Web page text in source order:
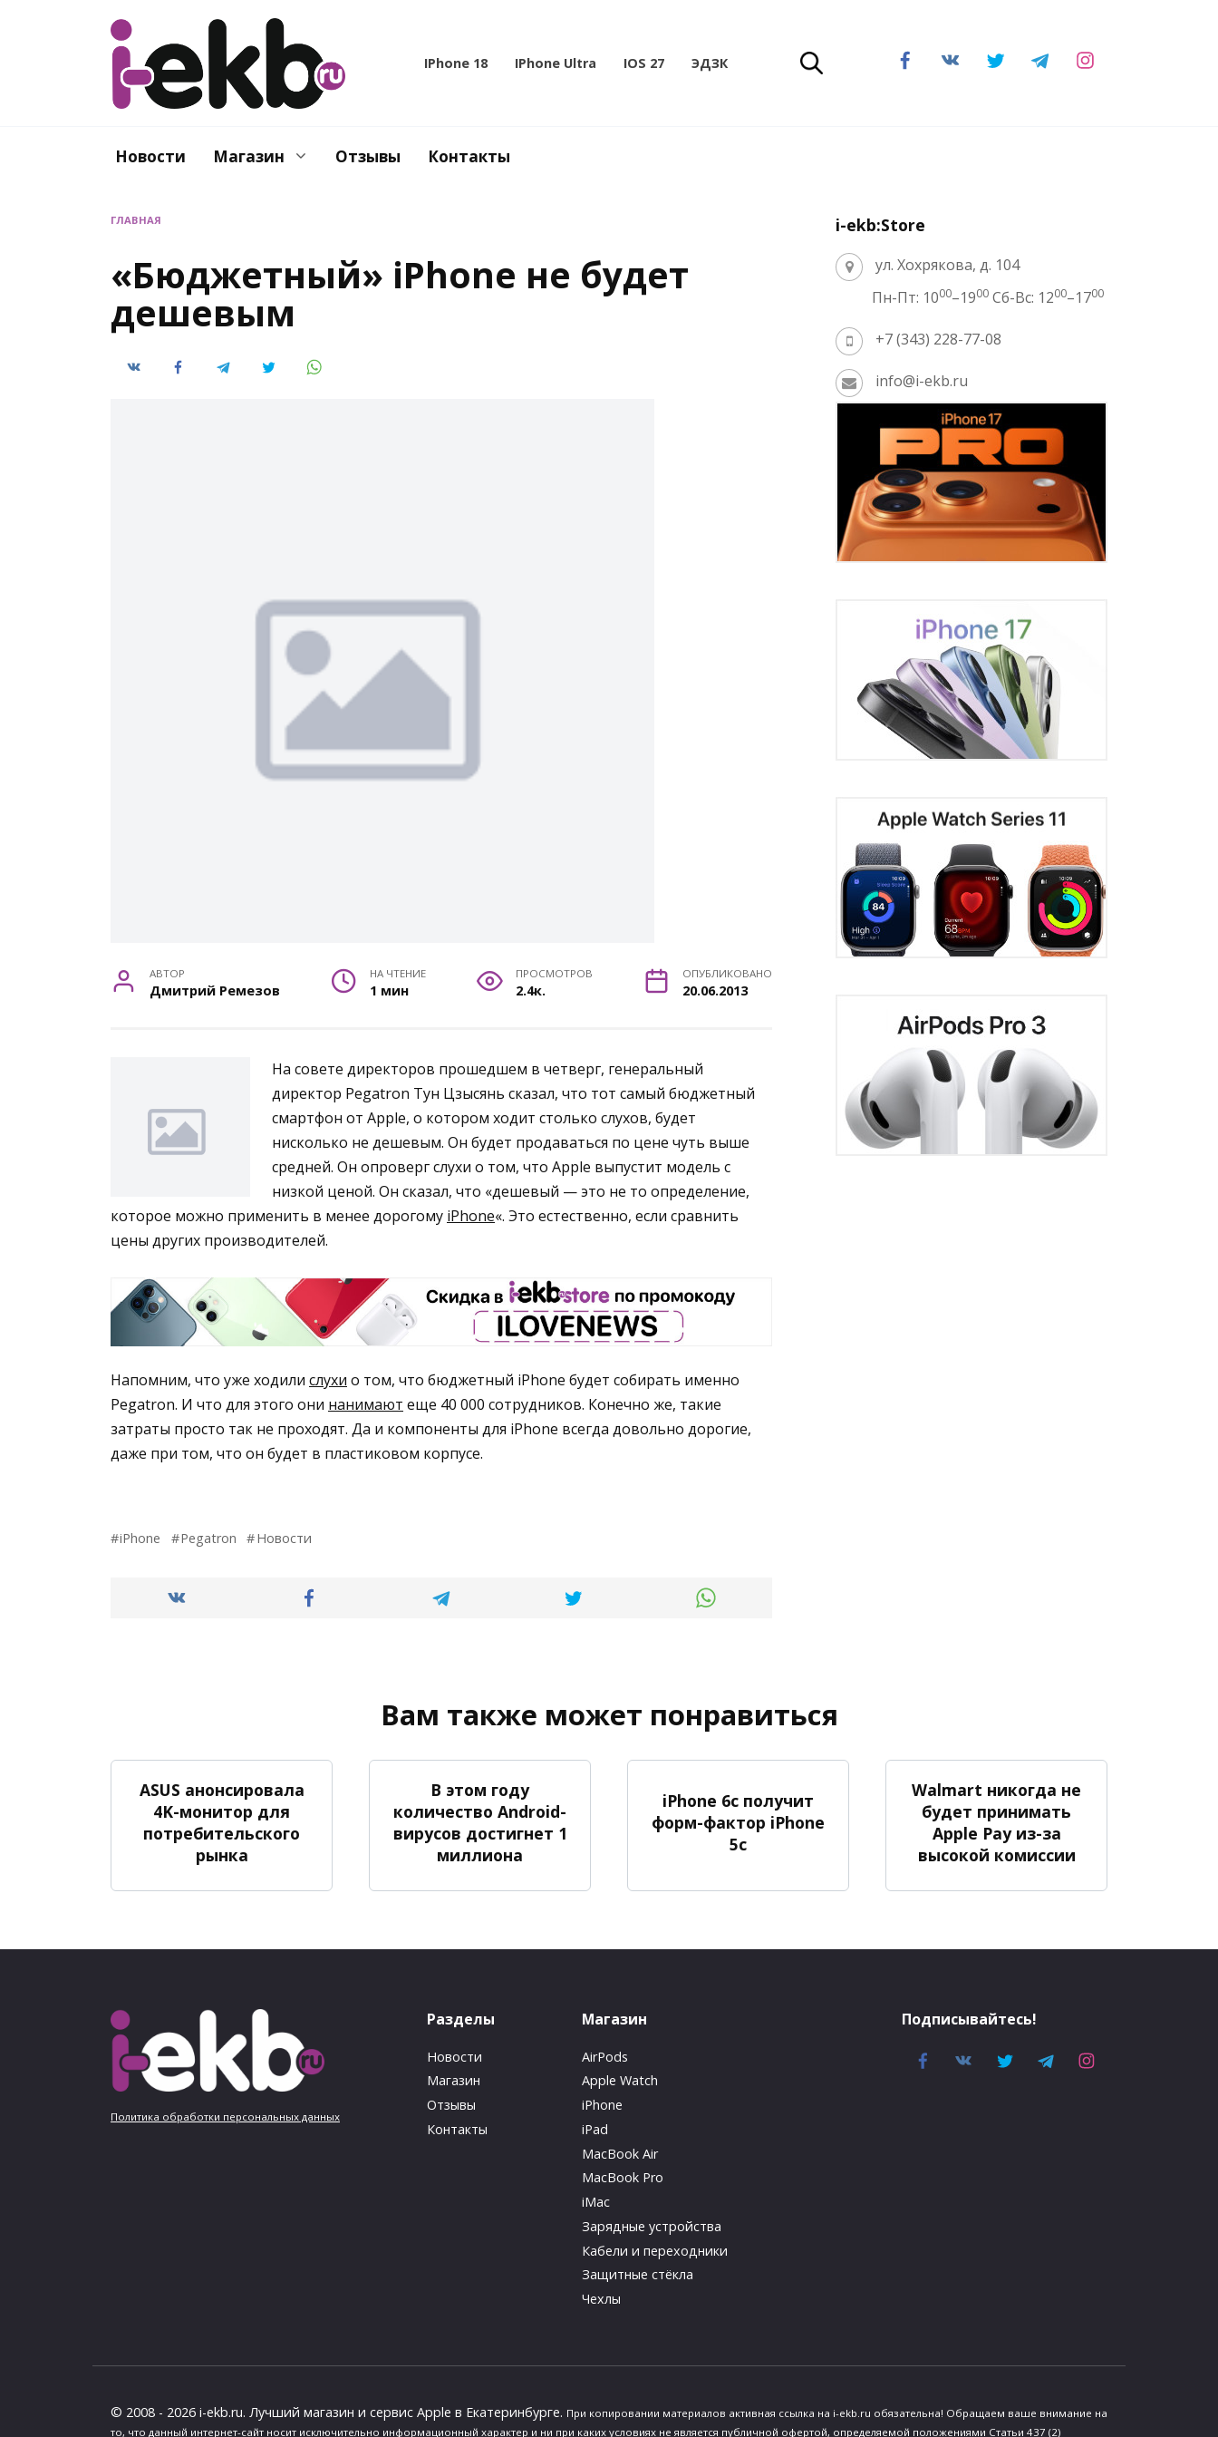
IPhone 18 IPhone Ultra IOS 27 ЭДЗК
Новости Магазин Отзывы Контакты
ГЛАВНАЯ
«Бюджетный» iPhone не будет
дешевым
АВТОР
Дмитрий Ремезов
НА ЧТЕНИЕ
1 мин
ПРОСМОТРОВ
2.4к.
ОПУБЛИКОВАНО
20.06.2013
На совете директоров прошедшем в четверг, генеральный
директор Pegatron Тун Цзысянь сказал, что тот самый бюджетный
смартфон от Apple, о котором ходит столько слухов, будет
нисколько не дешевым. Он будет продаваться по цене чуть выше
средней. Он опроверг слухи о том, что Apple выпустит модель с
низкой ценой. Он сказал, что «дешевый — это не то определение,
которое можно применить в менее дорогому iPhone«. Это естественно, если сравнить
цены других производителей.
Напомним, что уже ходили слухи о том, что бюджетный iPhone будет собирать именно
Pegatron. И что для этого они нанимают еще 40 000 сотрудников. Конечно же, такие
затраты просто так не проходят. Да и компоненты для iPhone всегда довольно дорогие,
даже при том, что он будет в пластиковом корпусе.
iPhone Pegatron Новости
i-ekb:Store
ул. Хохрякова, д. 104
Пн-Пт: 1000–1900 Сб-Вс: 1200–1700
+7 (343) 228-77-08
info@i-ekb.ru
Вам также может понравиться
ASUS анонсировала
4K-монитор для
потребительского
рынка
В этом году
количество Android-
вирусов достигнет 1
миллиона
iPhone 6c получит
форм-фактор iPhone
5c
Walmart никогда не
будет принимать
Apple Pay из-за
высокой комиссии
Политика обработки персональных данных
Разделы
Новости
Магазин
Отзывы
Контакты
Магазин
AirPods
Apple Watch
iPhone
iPad
MacBook Air
MacBook Pro
iMac
Зарядные устройства
Кабели и переходники
Защитные стёкла
Чехлы
Подписывайтесь!
© 2008 - 2026 i-ekb.ru. Лучший магазин и сервис Apple в Екатеринбурге. При копировании материалов активная ссылка на i-ekb.ru обязательна! Обращаем ваше внимание на
то, что данный интернет-сайт носит исключительно информационный характер и ни при каких условиях не является публичной офертой, определяемой положениями Статьи 437 (2)